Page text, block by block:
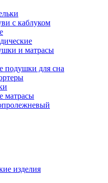
с каблуком
и матрасы
подушки для сна
матрасы
изделия